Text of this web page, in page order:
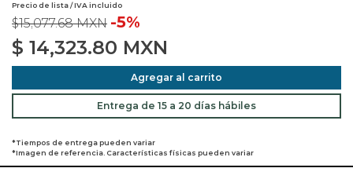
Precio de lista / IVA incluido
$15,077.68 MXN -5%
$ 14,323.80 MXN
Agregar al carrito
Entrega de 15 a 20 días hábiles
*Tiempos de entrega pueden variar
*Imagen de referencia. Características físicas pueden variar